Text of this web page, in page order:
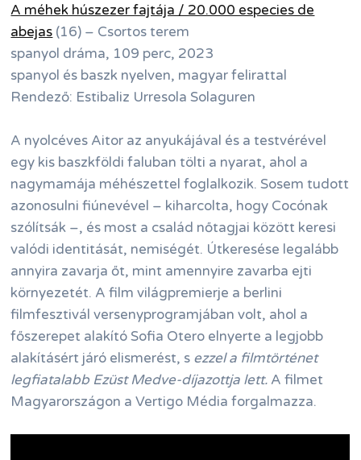
A méhek húszezer fajtája / 20.000 especies de
abejas (16) – Csortos terem
spanyol dráma, 109 perc, 2023
spanyol és baszk nyelven, magyar felirattal
Rendező: Estibaliz Urresola Solaguren
A nyolcéves Aitor az anyukájával és a testvérével
egy kis baszkföldi faluban tölti a nyarat, ahol a
nagymamája méhészettel foglalkozik. Sosem tudott
azonosulni fiúnevével – kiharcolta, hogy Cocónak
szólítsák –, és most a család nőtagjai között keresi
valódi identitását, nemiségét. Útkeresése legalább
annyira zavarja őt, mint amennyire zavarba ejti
környezetét. A film világpremierje a berlini
filmfesztivál versenyprogramjában volt, ahol a
főszerepet alakító Sofia Otero elnyerte a legjobb
alakításért járó elismerést, s ezzel a filmtörténet
legfiatalabb Ezüst Medve-díjazottja lett. A filmet
Magyarországon a Vertigo Média forgalmazza.